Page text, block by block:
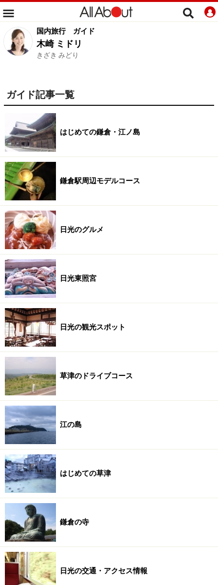
国内旅行 ガイド
木崎 ミドリ
きざき みどり
ガイド記事一覧
はじめての鎌倉・江ノ島
鎌倉駅周辺モデルコース
日光のグルメ
日光東照宮
日光の観光スポット
草津のドライブコース
江の島
はじめての草津
鎌倉の寺
日光の交通・アクセス情報